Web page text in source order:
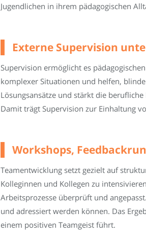
Jugendlichen in ihrem pädagogischen
Externe Supervision
Supervision ermöglicht es
komplexer Situationen und helfen,
Lösungsansätze und stärkt die
Damit trägt Supervision zur Einhaltung
Workshops,
Teamentwicklung setzt gezielt auf
Kolleginnen und Kollegen zu
Arbeitsprozesse überprüft und
und adressiert werden können. Das
einem positiven Teamgeist führt.